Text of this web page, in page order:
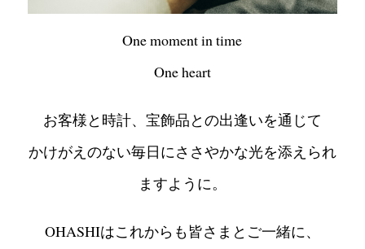
One moment in time
One heart
お客様と時計、宝飾品との出逢いを通じて
かけがえのない毎日にささやかな光を添えられ
ますように。
OHASHIはこれからも皆さまとご一緒に、